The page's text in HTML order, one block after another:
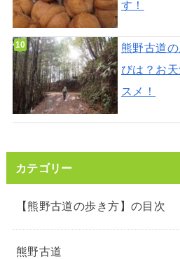
す！
熊野古道
びは？お
スメ！
カテゴリー
【熊野古道の歩き方】の目次
熊野古道